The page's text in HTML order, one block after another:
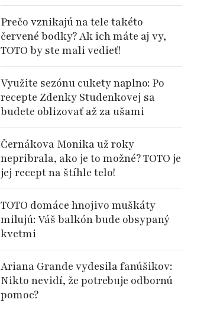
Prečo vznikajú na tele takéto
červené bodky? Ak ich máte aj vy,
TOTO by ste mali vedieť!
Využite sezónu cukety naplno: Po
recepte Zdenky Studenkovej sa
budete oblizovať až za ušami
Černákova Monika už roky
nepribrala, ako je to možné? TOTO je
jej recept na štíhle telo!
TOTO domáce hnojivo muškáty
milujú: Váš balkón bude obsypaný
kvetmi
Ariana Grande vydesila fanúšikov:
Nikto nevidí, že potrebuje odbornú
pomoc?